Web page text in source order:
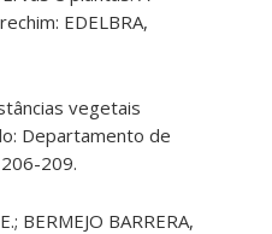
EDELBRA,
vegetais
Departamento de
209.
BERMEJO BARRERA,